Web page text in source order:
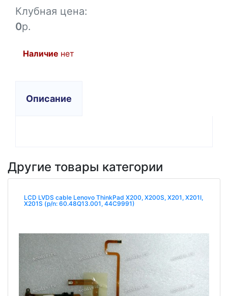
Клубная цена:
0р.
Наличие нет
Описание
Другие товары категории
LCD LVDS cable Lenovo ThinkPad X200, X200S, X201, X201I,
X201S (p/n: 60.48Q13.001, 44C9991)